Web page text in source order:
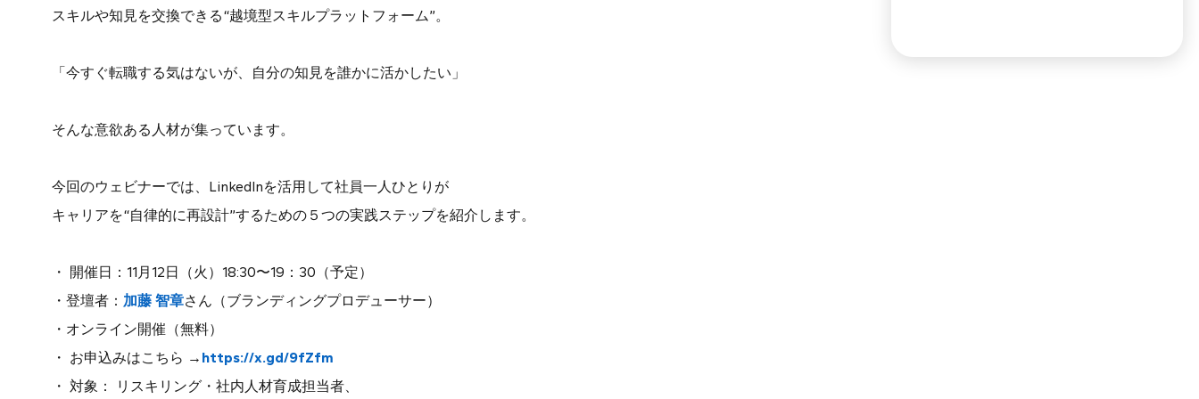
スキルや知見を交換できる“越境型スキルプラットフォーム”。
「今すぐ転職する気はないが、自分の知見を誰かに活かしたい」
そんな意欲ある人材が集っています。
今回のウェビナーでは、LinkedInを活用して社員一人ひとりが
キャリアを“自律的に再設計”するための５つの実践ステップを紹介します。
・ 開催日：11月12日（火）18:30〜19：30（予定）
・登壇者： 加藤 智章さん（ブランディングプロデューサー）
・オンライン開催（無料）
・ お申込みはこちら → https://x.gd/9fZfm
・ 対象： リスキリング・社内人材育成担当者、